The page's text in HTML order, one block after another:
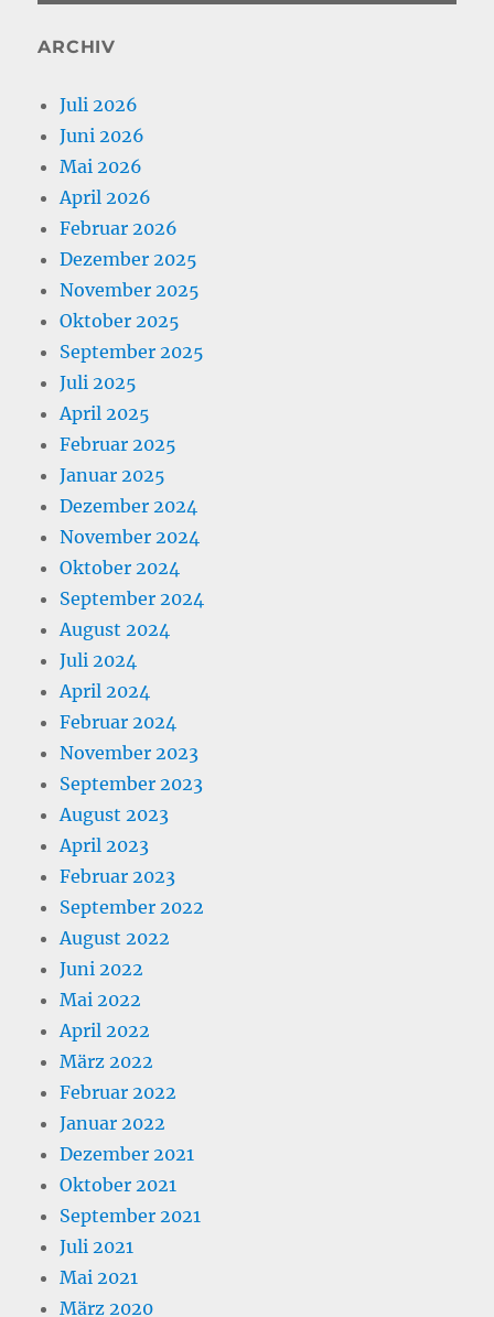
ARCHIV
Juli 2026
Juni 2026
Mai 2026
April 2026
Februar 2026
Dezember 2025
November 2025
Oktober 2025
September 2025
Juli 2025
April 2025
Februar 2025
Januar 2025
Dezember 2024
November 2024
Oktober 2024
September 2024
August 2024
Juli 2024
April 2024
Februar 2024
November 2023
September 2023
August 2023
April 2023
Februar 2023
September 2022
August 2022
Juni 2022
Mai 2022
April 2022
März 2022
Februar 2022
Januar 2022
Dezember 2021
Oktober 2021
September 2021
Juli 2021
Mai 2021
März 2020